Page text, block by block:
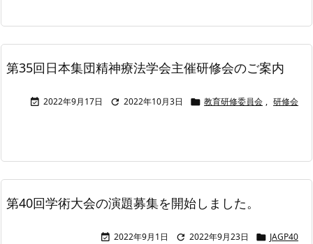
第35回日本集団精神療法学会主催研修会のご案内
 2022年9月17日  2022年10月3日  教育研修委員会 , 研修会
第40回学術大会の演題募集を開始しました。
 2022年9月1日  2022年9月23日  JAGP40